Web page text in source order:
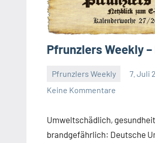
Pfrunzlers Weekly
Pfrunzlers Weekly 7. Juli
Keine Kommentare
Umweltschädlich,
brandgefährlich: Deutsche